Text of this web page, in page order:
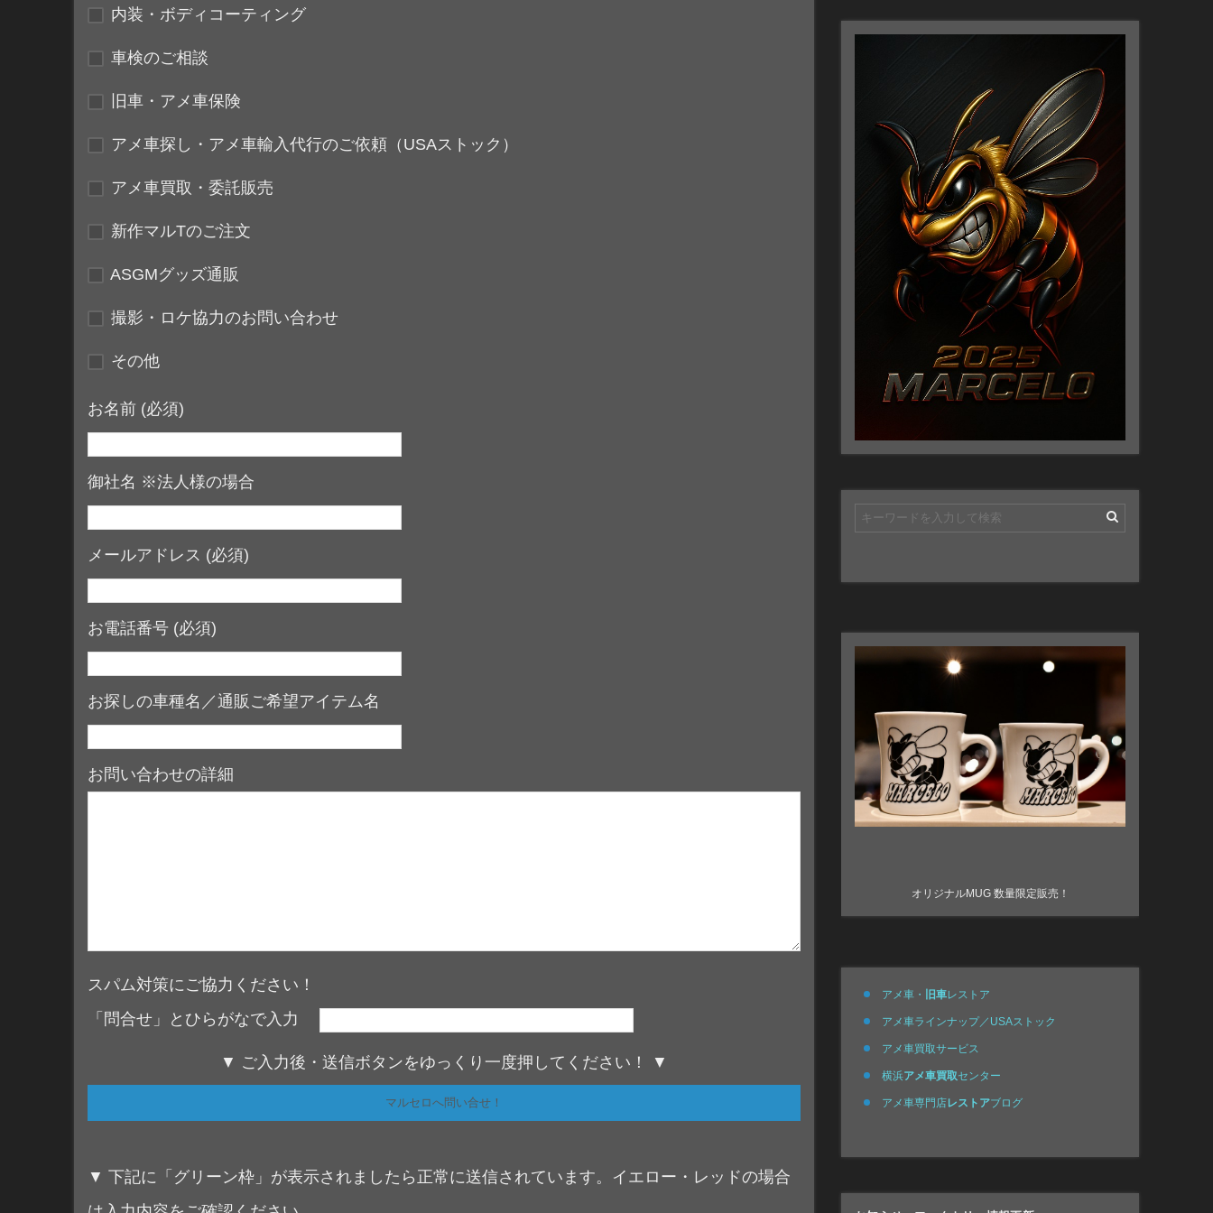
内装・ボディコーティング
車検のご相談
旧車・アメ車保険
アメ車探し・アメ車輸入代行のご依頼（USAストック）
アメ車買取・委託販売
新作マルTのご注文
ASGMグッズ通販
撮影・ロケ協力のお問い合わせ
その他
お名前 (必須)
御社名 ※法人様の場合
メールアドレス (必須)
お電話番号 (必須)
お探しの車種名／通販ご希望アイテム名
お問い合わせの詳細
スパム対策にご協力ください！
「問合せ」とひらがなで入力
▼ ご入力後・送信ボタンをゆっくり一度押してください！ ▼
▼ 下記に「グリーン枠」が表示されましたら正常に送信されています。イエロー・レッドの場合
オリジナルMUG 数量限定販売！
アメ車・ 旧車レストア
アメ車ラインナップ／USAストック
アメ車買取サービス
横浜アメ車買取センター
アメ車専門店レストアブログ